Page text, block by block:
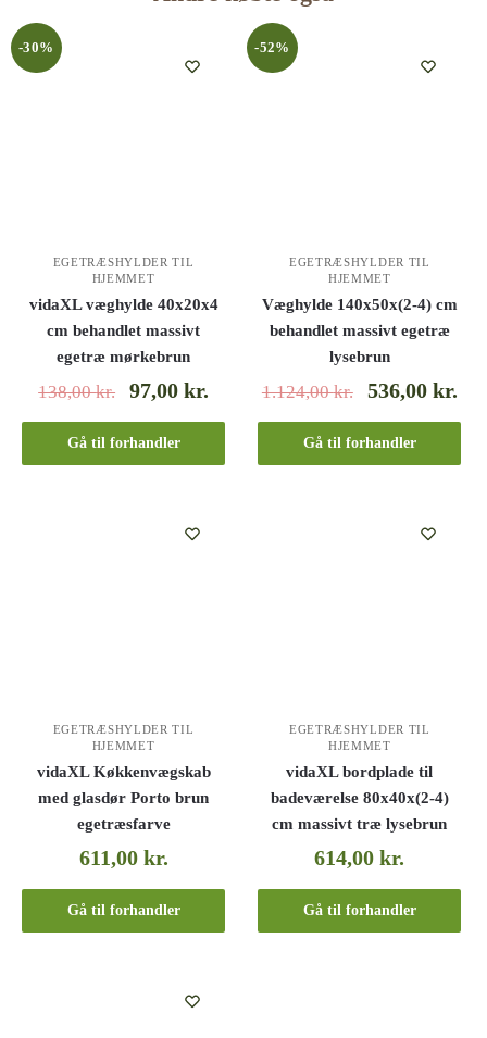
-30%
EGETRÆSHYLDER TIL
HJEMMET
vidaXL væghylde 40x20x4
cm behandlet massivt
egetræ mørkebrun
138,00kr. 97,00kr.
Gå til forhandler
-52%
EGETRÆSHYLDER TIL
HJEMMET
Væghylde 140x50x(2-4) cm
behandlet massivt egetræ
lysebrun
1.124,00kr. 536,00 kr.
Gå til forhandler
EGETRÆSHYLDER TIL
HJEMMET
vidaXL Køkkenvægskab
med glasdør Porto brun
egetræsfarve
611,00 kr.
Gå til forhandler
EGETRÆSHYLDER TIL
HJEMMET
vidaXL bordplade til
badeværelse 80x40x(2-4)
cm massivt træ lysebrun
614,00kr.
Gå til forhandler